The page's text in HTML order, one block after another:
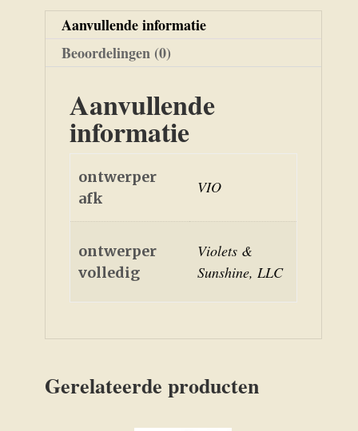
Aanvullende informatie
Beoordelingen (0)
Aanvullende
informatie
ontwerper
afk
VIO
ontwerper
volledig
Violets &
Sunshine, LLC
Gerelateerde producten